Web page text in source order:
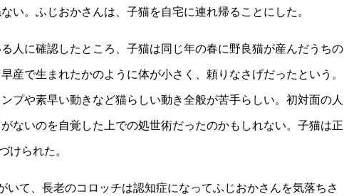
い。ふじおかさんは、子猫を自宅に連れ帰ることにした。
人に確認したところ、子猫は同じ年の春に野良猫が産んだうちの
産で生まれたかのように体が小さく、頼りなさげだったという。
プや素早い動きなど猫らしい動き全般が苦手らしい。初対面の人
ないのを自覚した上での処世術だったのかもしれない。子猫は正
けられた。
いて、長老のコロッチは認知症になってふじおかさんを気落ちさ